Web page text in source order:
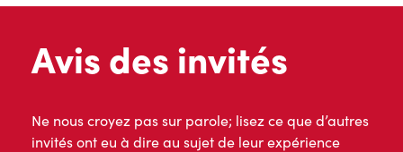
Avis des invités
Ne nous croyez pas sur parole; lisez ce que d’autres
invités ont eu à dire au sujet de leur expérience